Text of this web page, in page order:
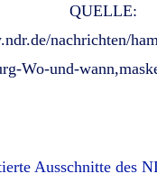
QUELLE:
nachrichten/
Wo-und-
Ausschnitte des